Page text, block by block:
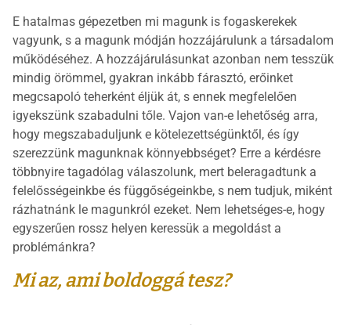
E hatalmas gépezetben mi magunk is fogaskerekek
vagyunk, s a magunk módján hozzájárulunk a társadalom
működéséhez. A hozzájárulásunkat azonban nem tesszük
mindig örömmel, gyakran inkább fárasztó, erőinket
megcsapoló teherként éljük át, s ennek megfelelően
igyekszünk szabadulni tőle. Vajon van-e lehetőség arra,
hogy megszabaduljunk e kötelezettségünktől, és így
szerezzünk magunknak könnyebbséget? Erre a kérdésre
többnyire tagadólag válaszolunk, mert beleragadtunk a
felelősségeinkbe és függőségeinkbe, s nem tudjuk, miként
rázhatnánk le magunkról ezeket. Nem lehetséges-e, hogy
egyszerűen rossz helyen keressük a megoldást a
problémánkra?
Mi az, ami boldoggá tesz?